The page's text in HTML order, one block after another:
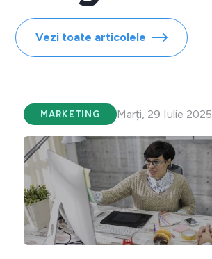
Vezi toate articolele
MARKETING Marți, 29 Iulie 2025